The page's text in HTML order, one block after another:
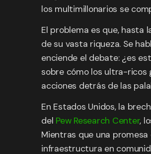
los multimillonarios se
El problema es que, hasta
de su vasta riqueza. Se
enciende el debate: ¿es
sobre cómo los ultra-ricos
acciones detrás de las
En Estados Unidos, la
del Pew Research Center,
Mientras que una
infraestructura en